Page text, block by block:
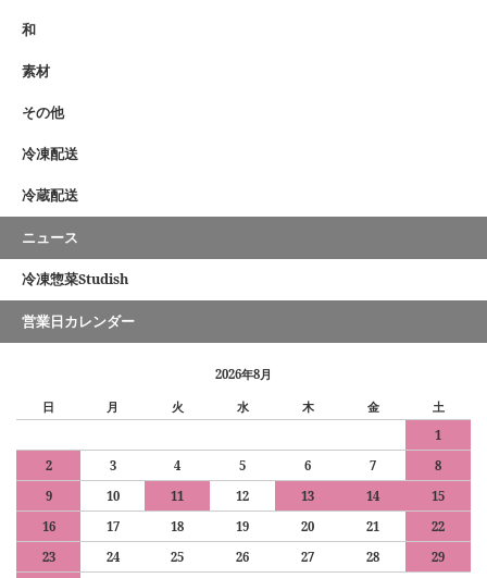
和
素材
その他
冷凍配送
冷蔵配送
ニュース
冷凍惣菜Studish
営業日カレンダー
2026年8月
日
月 火 水 木 金
土
1
2
3 4 5 6 7
8
9
10 11 12 13 14
15
16
17 18 19 20 21
22
23
24 25 26 27 28
29